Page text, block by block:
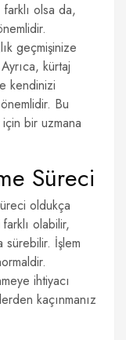
olsa da,
geçmişinize
kürtaj
kendinizi
Bu
bir uzmana
Süreci
oldukça
olabilir,
İşlem
ihtiyacı
kaçınmanız